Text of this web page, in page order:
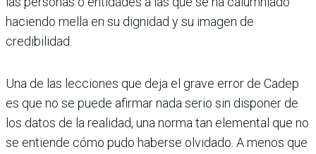
haciendo mella en su dignidad y su imagen de
credibilidad.
Una de las lecciones que deja el grave error de Cadep
es que no se puede afirmar nada serio sin disponer de
los datos de la realidad, una norma tan elemental que no
se entiende cómo pudo haberse olvidado. A menos que